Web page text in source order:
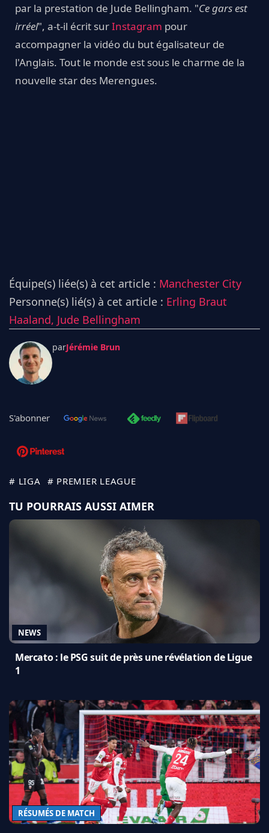
par la prestation de Jude Bellingham. "Ce gars est
irréel", a-t-il écrit surInstagram pour
accompagner la vidéo du but égalisateur de
l'Anglais. Tout le monde est sous le charme de la
nouvelle star des Merengues.
Équipe(s) liée(s) à cet article : Manchester City
Personne(s) lié(s) à cet article : Erling Braut
Haaland, Jude Bellingham
parJérémie Brun
S'abonner
# LIGA # PREMIER LEAGUE
TU POURRAIS AUSSI AIMER
NEWS
Mercato : le PSG suit de près une révélation de Ligue
1
RÉSUMÉS DE MATCH